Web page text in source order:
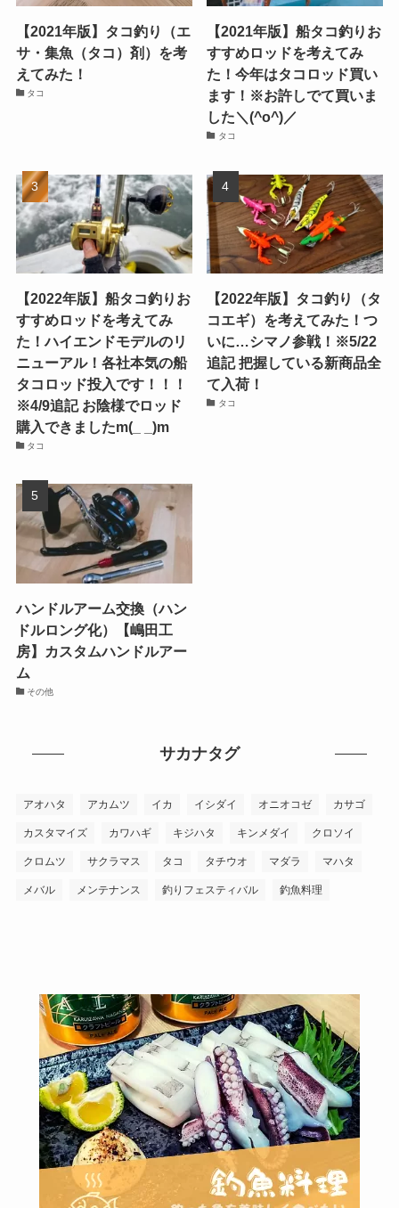
【2021年版】タコ釣り（エ
サ・集魚（タコ）剤）を考
えてみた！
タコ
【2021年版】船タコ釣りお
すすめロッドを考えてみ
た！今年はタコロッド買い
ます！※お許しでて買いま
した＼(^o^)／
タコ
【2022年版】船タコ釣りお
すすめロッドを考えてみ
た！ハイエンドモデルのリ
ニューアル！各社本気の船
タコロッド投入です！！！
※4/9追記 お陰様でロッド
購入できましたm(_ _)m
タコ
【2022年版】タコ釣り（タ
コエギ）を考えてみた！つ
いに…シマノ参戦！※5/22
追記 把握している新商品全
て入荷！
タコ
ハンドルアーム交換（ハン
ドルロング化）【嶋田工
房】カスタムハンドルアー
ム
その他
サカナタグ
アオハタ アカムツ イカ イシダイ オニオコゼ カサゴ
カスタマイズ カワハギ キジハタ キンメダイ クロソイ
クロムツ サクラマス タコ タチウオ マダラ マハタ
メバル メンテナンス 釣りフェスティバル 釣魚料理